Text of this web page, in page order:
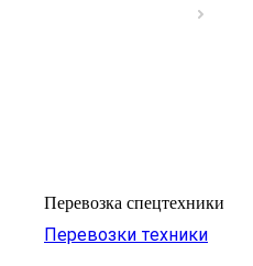
Перевозка спецтехники
Перевозки техники